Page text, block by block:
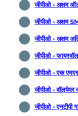
जीपीओ - अक्षम
जीपीओ - अक्षम
जीपीओ - अक्षम
जीपीओ -
जीपीओ - एक
जीपीओ - वॉलपेपर
जीपीओ - एनटीपी